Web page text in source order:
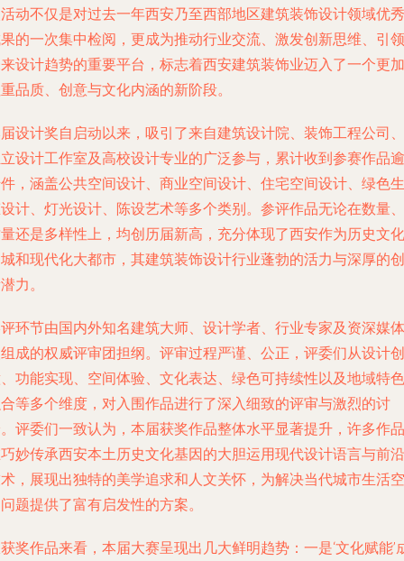
动不仅是对过去一年西安乃至西部地区建筑装饰设计领域优秀
的一次集中检阅，更成为推动行业交流、激发创新思维、引领
设计趋势的重要平台，标志着西安建筑装饰业迈入了一个更加
品质、创意与文化内涵的新阶段。
设计奖自启动以来，吸引了来自建筑设计院、装饰工程公司、
设计工作室及高校设计专业的广泛参与，累计收到参赛作品逾
，涵盖公共空间设计、商业空间设计、住宅空间设计、绿色生
计、灯光设计、陈设艺术等多个类别。参评作品无论在数量、
还是多样性上，均创历届新高，充分体现了西安作为历史文化
和现代化大都市，其建筑装饰设计行业蓬勃的活力与深厚的创
力。
环节由国内外知名建筑大师、设计学者、行业专家及资深媒体
成的权威评审团担纲。评审过程严谨、公正，评委们从设计创
功能实现、空间体验、文化表达、绿色可持续性以及地域特色
等多个维度，对入围作品进行了深入细致的评审与激烈的讨
评委们一致认为，本届获奖作品整体水平显著提升，许多作品
妙传承西安本土历史文化基因的大胆运用现代设计语言与前沿
，展现出独特的美学追求和人文关怀，为解决当代城市生活空
题提供了富有启发性的方案。
奖作品来看，本届大赛呈现出几大鲜明趋势：一是‘文化赋能’